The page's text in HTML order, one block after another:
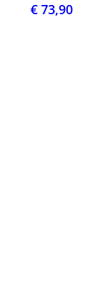
€ 73,90